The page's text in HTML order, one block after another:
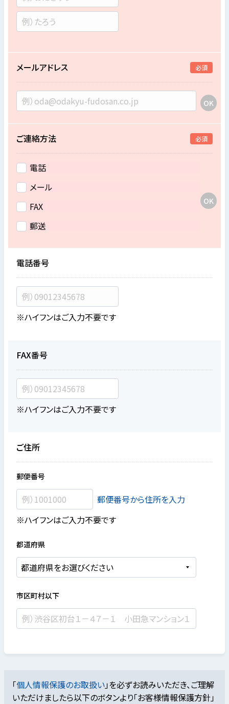
メールアドレス 必須
ご連絡方法 必須
電話
メール
FAX
郵送
電話番号
※ハイフンはご入力不要です
FAX番号
※ハイフンはご入力不要です
ご住所
郵便番号
郵便番号から住所を入力
※ハイフンはご入力不要です
都道府県
市区町村以下
「個人情報保護のお取扱い」を必ずお読みいただき、ご理解
いただけましたら以下のボタンより「お客様情報保護方針」